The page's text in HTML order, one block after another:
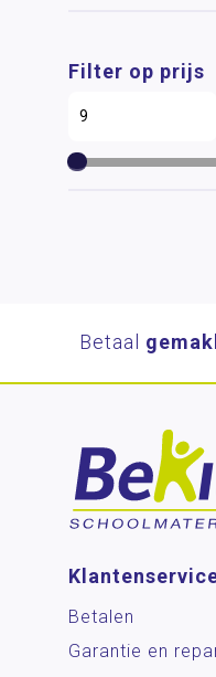
Filter op prijs
Betaal
Betalen
Garantie en